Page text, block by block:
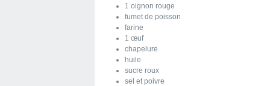
1 oignon rouge
fumet de poisson
farine
1 œuf
chapelure
huile
sucre roux
sel et poivre